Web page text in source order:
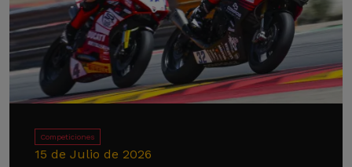
Competiciones
15 de Julio de 2026